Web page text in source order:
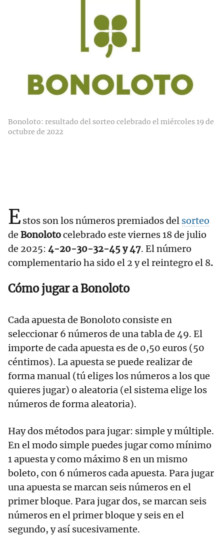
Bonoloto: resultado del sorteo celebrado el miércoles 19 de
octubre de 2022
Estos son los números premiados del sorteo
de Bonolotocelebrado este viernes 18 de julio
de 2025: 4-20-30-32-45 y 47. El número
complementario ha sido el 2 y el reintegro el 8.
Cómo jugar a Bonoloto
Cada apuesta de Bonoloto consiste en
seleccionar 6 números de una tabla de 49. El
importe de cada apuesta es de 0,50 euros (50
céntimos). La apuesta se puede realizar de
forma manual (tú eliges los números a los que
quieres jugar) o aleatoria (el sistema elige los
números de forma aleatoria).
Hay dos métodos para jugar: simple y múltiple.
En el modo simple puedes jugar como mínimo
1 apuesta y como máximo 8 en un mismo
boleto, con 6 números cada apuesta. Para jugar
una apuesta se marcan seis números en el
primer bloque. Para jugar dos, se marcan seis
números en el primer bloque y seis en el
segundo, y así sucesivamente.